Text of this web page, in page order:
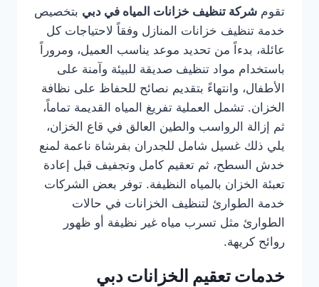
تقوم شركة تنظيف خزانات المياه في دبي بتخصيص
خدمة تنظيف خزانات المنازل وفقاً لاحتياجات كل
عائلة، بدءاً من تحديد موعد يناسب العميل، ومروراً
باستخدام مواد تنظيف صديقة للبيئة وآمنة على
الأطفال، وانتهاءً بتقديم نصائح للحفاظ على نظافة
الخزان. تشمل العملية تفريغ المياه القديمة تماماً،
ثم إزالة الرواسب والطين العالق في قاع الخزان،
يلي ذلك غسيل شامل للجدران بفرشاة ناعمة لمنع
خدش السطح، ثم تعقيم كامل وتجفيف قبل إعادة
تعبئة الخزان بالمياه النظيفة. توفر بعض الشركات
خدمة الطوارئ لتنظيف الخزانات في حالات
الطوارئ مثل تسرب مياه غير نظيفة أو ظهور
روائح كريهة.
خدمات تعقيم الخزانات دبي